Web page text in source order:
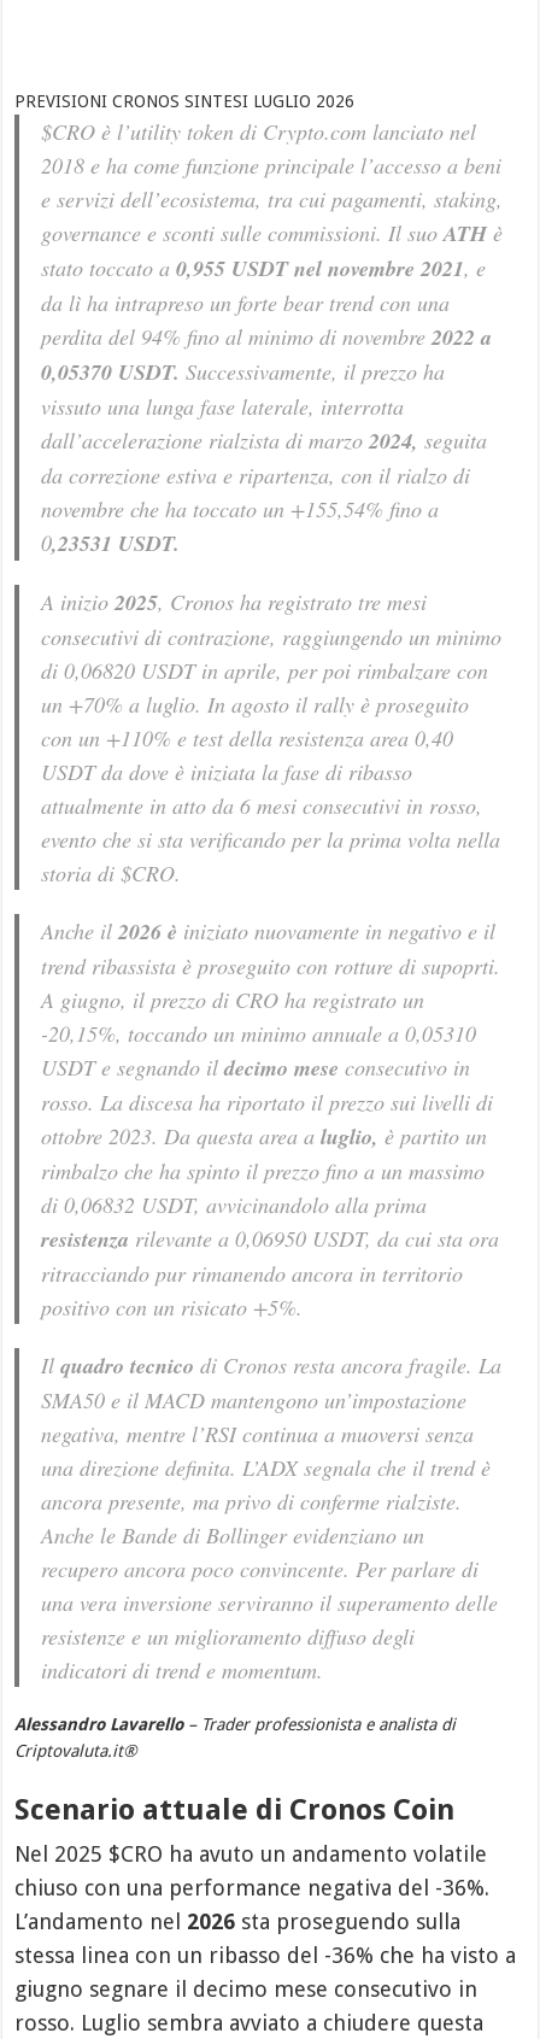
PREVISIONI CRONOS SINTESI LUGLIO 2026
$CRO è l’utility token di Crypto.com lanciato nel
2018 e ha come funzione principale l’accesso a beni
e servizi dell’ecosistema, tra cui pagamenti, staking,
governance e sconti sulle commissioni. Il suoATHè
stato toccato a0,955 USDT nel novembre 2021, e
da lì ha intrapreso un forte bear trend con una
perdita del 94% fino al minimo di novembre2022 a
0,05370 USDT. Successivamente, il prezzo ha
vissuto una lunga fase laterale, interrotta
dall’accelerazione rialzista di marzo2024,seguita
da correzione estiva e ripartenza, con il rialzo di
novembre che ha toccato un +155,54% fino a
0,23531 USDT.
A inizio2025, Cronos ha registrato tre mesi
consecutivi di contrazione, raggiungendo un minimo
di 0,06820 USDT in aprile, per poi rimbalzare con
un +70% a luglio. In agosto il rally è proseguito
con un +110% e test della resistenza area 0,40
USDT da dove è iniziata la fase di ribasso
attualmente in atto da 6 mesi consecutivi in rosso,
evento che si sta verificando per la prima volta nella
storia di $CRO.
Anche il2026 è iniziato nuovamente in negativo e il
trend ribassista è proseguito con rotture di supoprti.
A giugno, il prezzo di CRO ha registrato un
-20,15%, toccando un minimo annuale a 0,05310
USDT e segnando ildecimo mese consecutivo in
rosso. La discesa ha riportato il prezzo sui livelli di
ottobre 2023. Da questa area aluglio, è partito un
rimbalzo che ha spinto il prezzo fino a un massimo
di 0,06832 USDT, avvicinandolo alla prima
resistenza rilevante a 0,06950 USDT, da cui sta ora
ritracciando pur rimanendo ancora in territorio
positivo con un risicato +5%.
Ilquadro tecnicodi Cronos resta ancora fragile. La
SMA50 e il MACD mantengono un’impostazione
negativa, mentre l’RSI continua a muoversi senza
una direzione definita. L’ADX segnala che il trend è
ancora presente, ma privo di conferme rialziste.
Anche le Bande di Bollinger evidenziano un
recupero ancora poco convincente. Per parlare di
una vera inversione serviranno il superamento delle
resistenze e un miglioramento diffuso degli
indicatori di trend e momentum.
Alessandro Lavarello– Trader professionista e analista di
Criptovaluta.it®
Scenario attuale di Cronos Coin
Nel 2025 $CRO ha avuto un andamento volatile
chiuso con una performance negativa del -36%.
L’andamento nel 2026 sta proseguendo sulla
stessa linea con un ribasso del -36% che ha visto a
giugno segnare il decimo mese consecutivo in
rosso. Luglio sembra avviato a chiudere questa